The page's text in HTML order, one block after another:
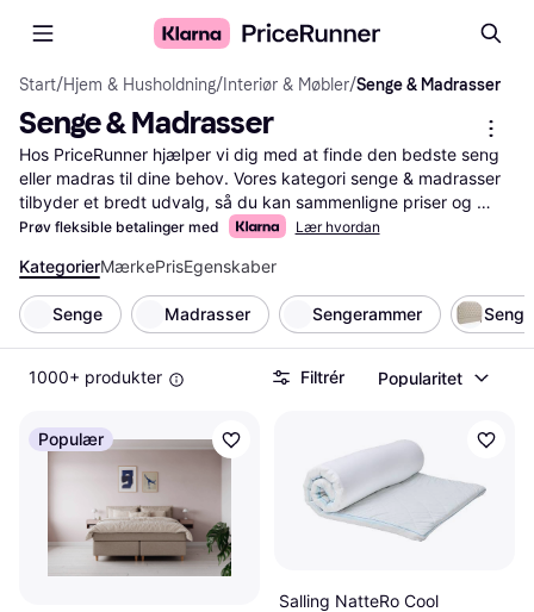
Start/Hjem & Husholdning/ Interiør & Møbler/Senge & Madrasser
Senge & Madrasser
Hos PriceRunner hjælper vi dig med at finde den bedste seng
eller madras til dine behov. Vores kategori senge & madrasser
tilbyder et bredt udvalg, så du kan sammenligne priser og
produkter nemt. Brug vores forskellige kategorifiltre for at
pris. Læs brugeranmeldelser for at få indsigt i andres erfaringer
og træffe en velovervejet beslutning. Vores tjeneste gør det
enkelt at finde præcis det, du leder efter, uden besvær. Spar
tid og penge ved at lade os guide dig gennem junglen af
muligheder. Senge & madrasser er en vigtig investering i din
komfort og søvnkvalitet, og vi hjælper dig med at vælge rigtigt.
Prøv fleksible betalinger med Lær hvordan
KategorierMærkePrisEgenskaber
Senge Madrasser Sengerammer
1000+ produkter Filtrér Popularitet
Populær
Salling NatteRo Cool